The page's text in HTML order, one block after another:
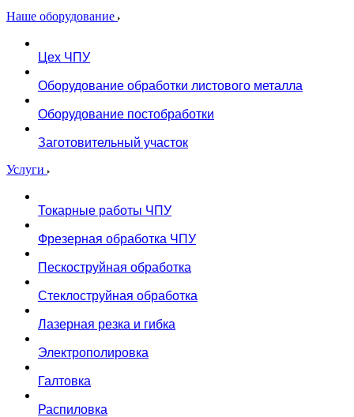
Наше оборудование
Цех ЧПУ
Оборудование обработки листового металла
Оборудование постобработки
Заготовительный участок
Услуги
Токарные работы ЧПУ
Фрезерная обработка ЧПУ
Пескоструйная обработка
Стеклоструйная обработка
Лазерная резка и гибка
Электрополировка
Галтовка
Распиловка